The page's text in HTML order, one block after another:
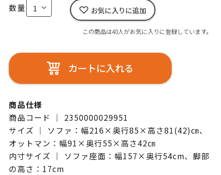
数量 お気に入りに追加
この商品は40人がお気に入りに登録しています。
カートに入れる
商品仕様
商品コード ｜ 2350000029951
サイズ ｜ ソファ：幅216×奥行85×高さ81(42)㎝、
オットマン：幅91×奥行55×高さ42㎝
内寸サイズ ｜ ソファ座面：幅157×奥行54cm、脚部
の高さ：17cm